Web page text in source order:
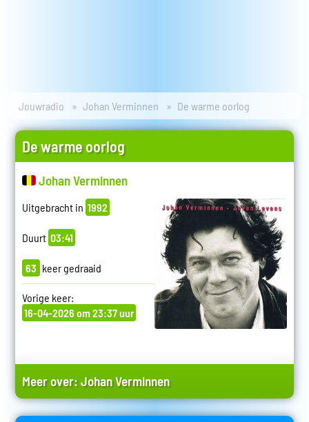
Jouwradio Johan Verminnen De warme oorlog
De warme oorlog
Johan Verminnen
Uitgebracht in 1992
Duurt 03:41
63 keer gedraaid
Vorige keer:
16-04-2026 om 23:37 uur
Meer over:Johan Verminnen